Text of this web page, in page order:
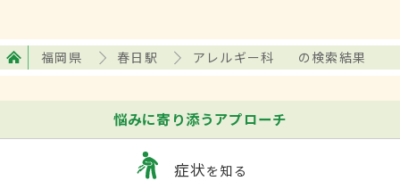
福岡県 春日駅 アレルギー科 の検索結果
悩みに寄り添うアプローチ
症状を知る